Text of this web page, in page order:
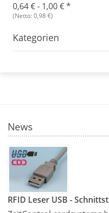
0,64 € - 1,00 €*
(Netto: 0,98 €)
Kategorien
News
RFID Leser USB -